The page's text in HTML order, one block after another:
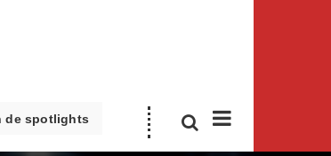
de spotlights